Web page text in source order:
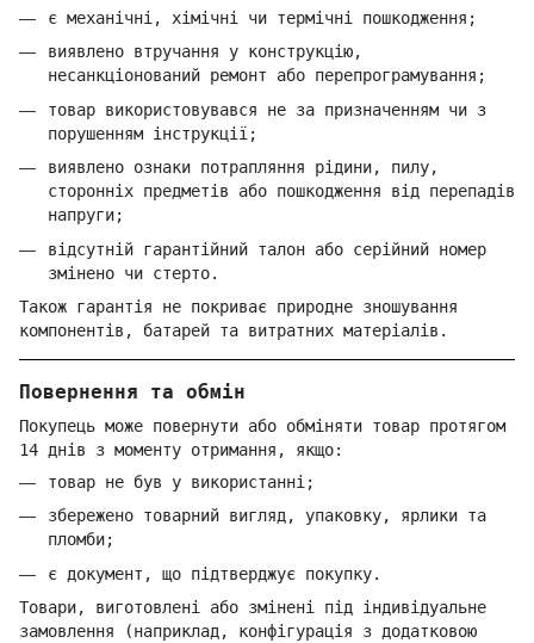
є механічні, хімічні чи термічні пошкодження;
виявлено втручання у конструкцію,
несанкціонований ремонт або перепрограмування;
товар використовувався не за призначенням чи з
порушенням інструкції;
виявлено ознаки потрапляння рідини, пилу,
сторонніх предметів або пошкодження від перепадів
напруги;
відсутній гарантійний талон або серійний номер
змінено чи стерто.
Також гарантія не покриває природне зношування
компонентів, батарей та витратних матеріалів.
Повернення та обмін
Покупець може повернути або обміняти товар протягом
14 днів з моменту отримання, якщо:
товар не був у використанні;
збережено товарний вигляд, упаковку, ярлики та
пломби;
є документ, що підтверджує покупку.
Товари, виготовлені або змінені під індивідуальне
замовлення (наприклад, конфігурація з додатковою